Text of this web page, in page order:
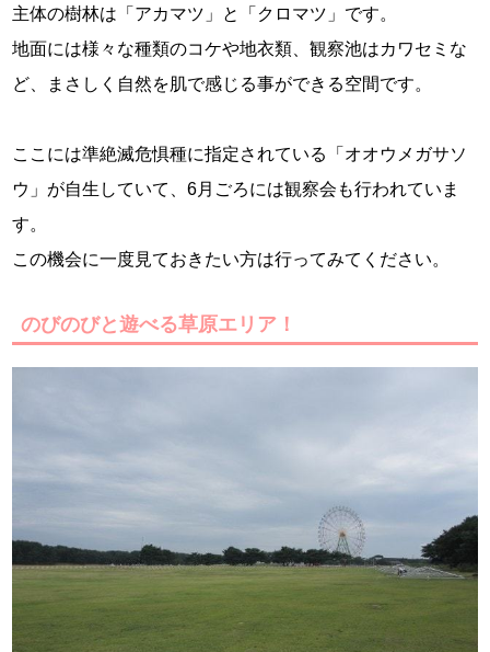
主体の樹林は「アカマツ」と「クロマツ」です。
地面には様々な種類のコケや地衣類、観察池はカワセミな
ど、まさしく自然を肌で感じる事ができる空間です。
ここには準絶滅危惧種に指定されている「オオウメガサソ
ウ」が自生していて、6月ごろには観察会も行われていま
す。
この機会に一度見ておきたい方は行ってみてください。
のびのびと遊べる草原エリア！